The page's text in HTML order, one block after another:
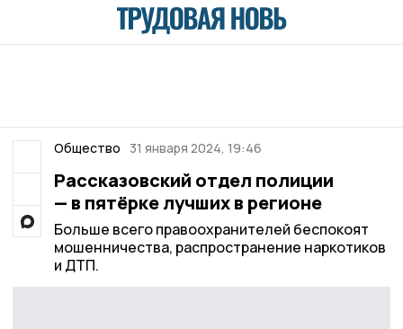
Общество 31 января 2024, 19:46
Рассказовский отдел полиции
— в пятёрке лучших в регионе
Больше всего правоохранителей беспокоят
мошенничества, распространение наркотиков
и ДТП.